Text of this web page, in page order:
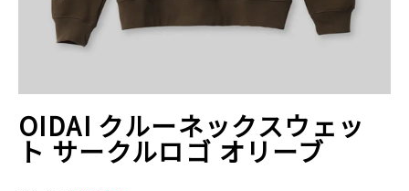
OIDAI クルーネックスウェッ
ト サークルロゴ オリーブ